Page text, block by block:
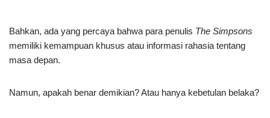
Bahkan, ada yang percaya bahwa para penulis The Simpsons
memiliki kemampuan khusus atau informasi rahasia tentang
masa depan.
Namun, apakah benar demikian? Atau hanya kebetulan belaka?